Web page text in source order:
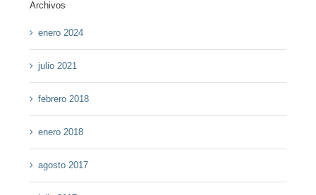
Archivos
enero 2024
julio 2021
febrero 2018
enero 2018
agosto 2017